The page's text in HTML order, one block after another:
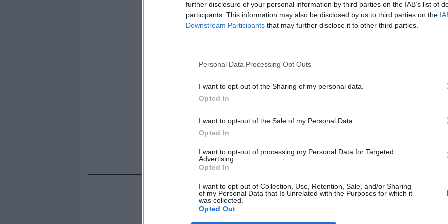
further disclosure of your personal information by third parties on the IAB’s list of
participants. This information may also be disclosed by us to third parties on the
Downstream Participants that may further disclose it to other third parties.
Personal Data Processing Opt Outs
I want to opt-out of the Sharing of my personal data.
Opted In
I want to opt-out of the Sale of my Personal Data.
Opted In
I want to opt-out of processing my Personal Data for Targeted
Advertising.
Opted In
I want to opt-out of Collection, Use, Retention, Sale, and/or Sharing
of my Personal Data that Is Unrelated with the Purposes for which it
was collected.
Opted Out
posizione", ha aggiunto.
Trump, Meloni e la strategia